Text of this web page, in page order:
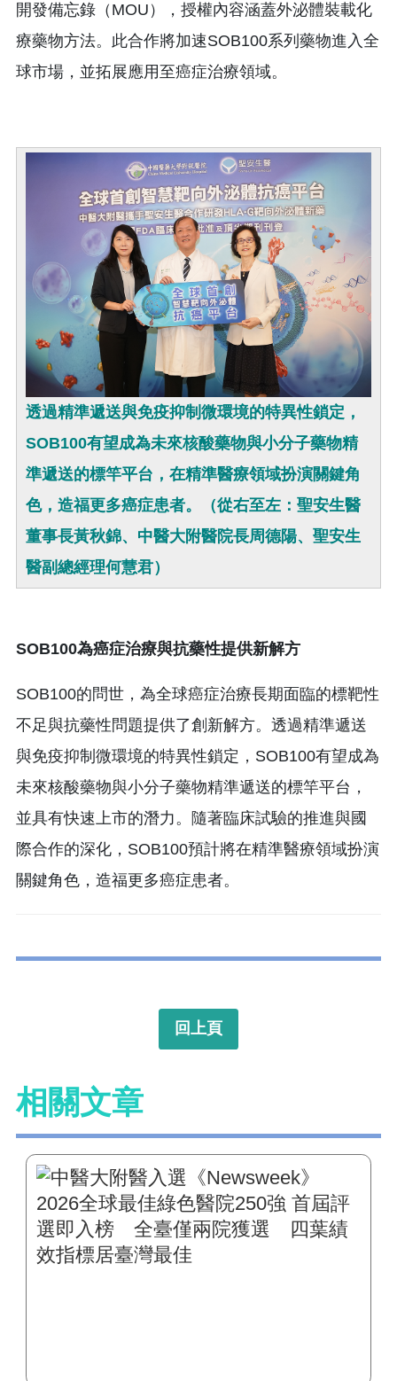
開發備忘錄（MOU），授權內容涵蓋外泌體裝載化
療藥物方法。此合作將加速SOB100系列藥物進入全
球市場，並拓展應用至癌症治療領域。
透過精準遞送與免疫抑制微環境的特異性鎖定，
SOB100有望成為未來核酸藥物與小分子藥物精
準遞送的標竿平台，在精準醫療領域扮演關鍵角
色，造福更多癌症患者。（從右至左：聖安生醫
董事長黃秋錦、中醫大附醫院長周德陽、聖安生
醫副總經理何慧君）
SOB100為癌症治療與抗藥性提供新解方
SOB100的問世，為全球癌症治療長期面臨的標靶性
不足與抗藥性問題提供了創新解方。透過精準遞送
與免疫抑制微環境的特異性鎖定，SOB100有望成為
未來核酸藥物與小分子藥物精準遞送的標竿平台，
並具有快速上市的潛力。隨著臨床試驗的推進與國
際合作的深化，SOB100預計將在精準醫療領域扮演
關鍵角色，造福更多癌症患者。
回上頁
相關文章